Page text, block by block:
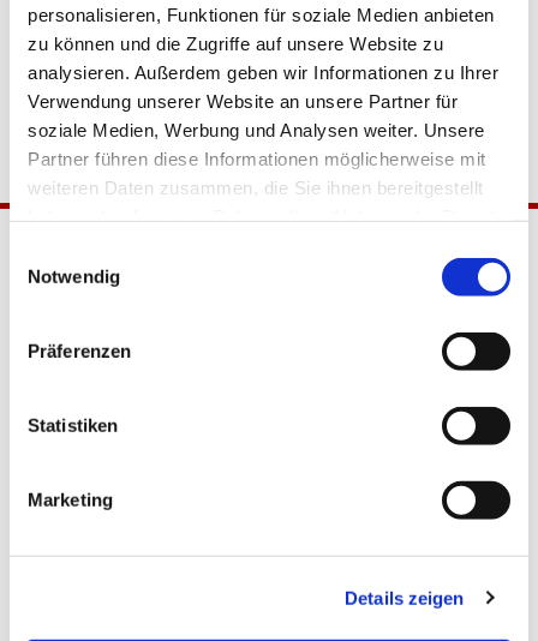
personalisieren, Funktionen für soziale Medien anbieten
zu können und die Zugriffe auf unsere Website zu
analysieren. Außerdem geben wir Informationen zu Ihrer
Verwendung unserer Website an unsere Partner für
soziale Medien, Werbung und Analysen weiter. Unsere
Partner führen diese Informationen möglicherweise mit
weiteren Daten zusammen, die Sie ihnen bereitgestellt
Notwendig
Präferenzen
Statistiken
Marketing
Details zeigen
Katholische Kirchengemeinde
Tempelhof-Buckow